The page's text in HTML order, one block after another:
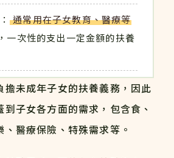
： 通常用在子女教育、醫療等
，一次性的支出一定金額的扶養
擔未成年子女的扶養義務，因此
子女各方面的需求，包含食、
醫療保險、特殊需求等。